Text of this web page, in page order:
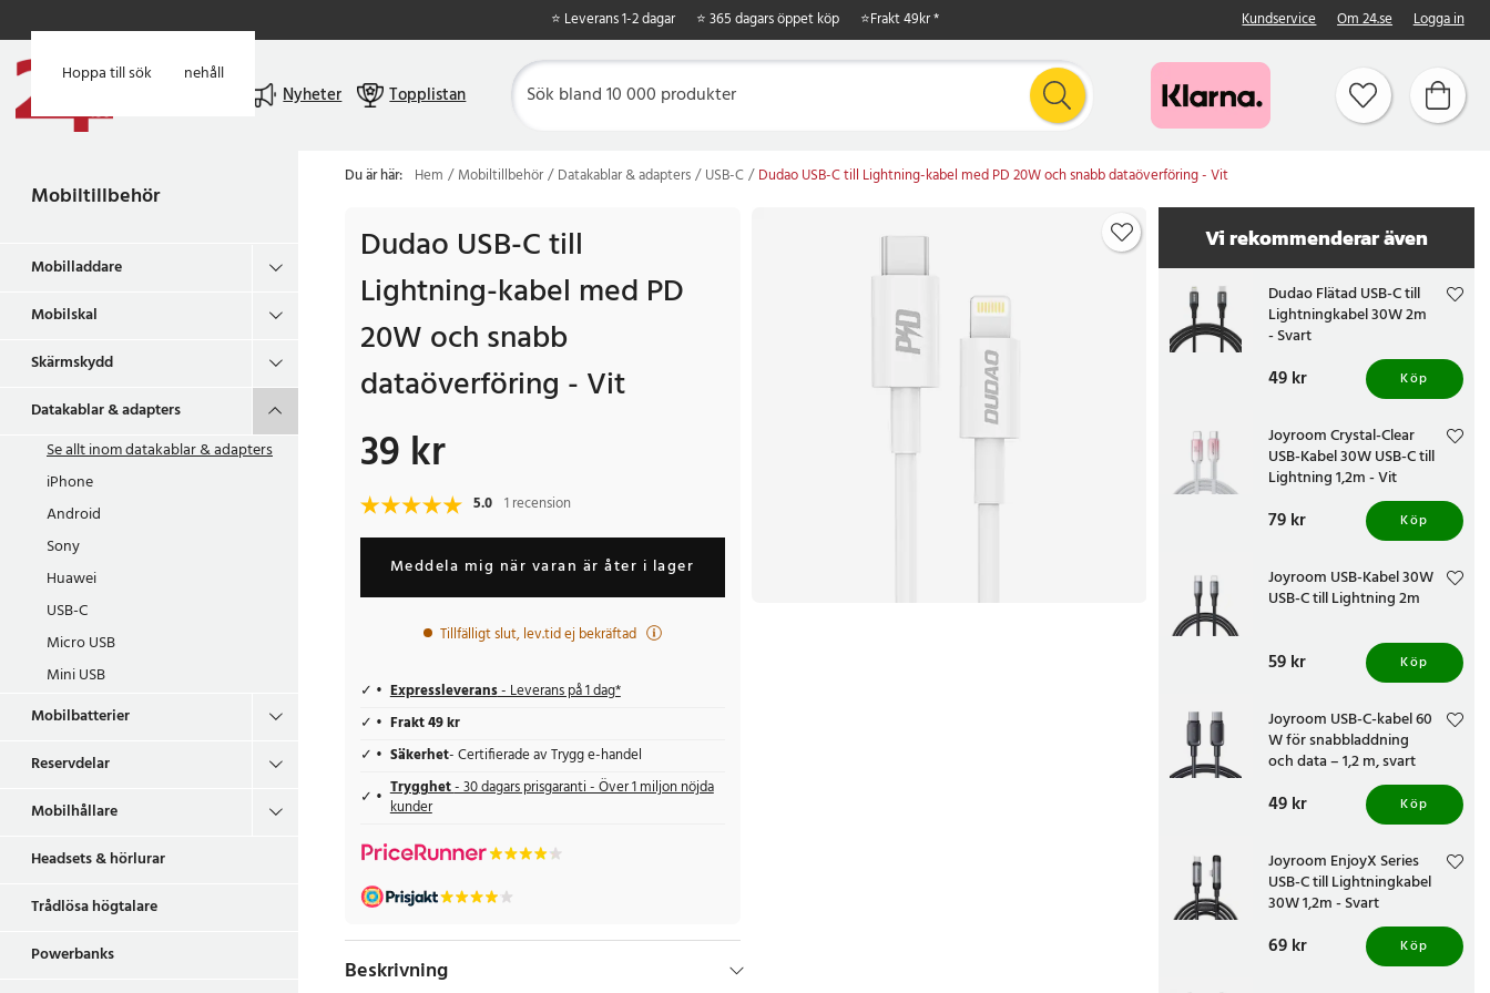
Hoppa till huvudinnehåll
Hoppa till sök
⭐ Leverans 1-2 dagar ⭐ 365 dagars öppet köp ⭐Frakt 49kr * Kundservice Om 24.se Logga in
Nyheter Topplistan
Mobiltillbehör
Mobilladdare
Mobilskal
Skärmskydd
Datakablar & adapters
Se allt inomdatakablar & adapters
iPhone
Android
Sony
Huawei
USB-C
Micro USB
Mini USB
Mobilbatterier
Reservdelar
Mobilhållare
Headsets & hörlurar
Trådlösa högtalare
Powerbanks
Du är här: Hem Mobiltillbehör Datakablar & adapters USB-C Dudao USB-C till Lightning-kabel med PD 20W och snabb dataöverföring - Vit
Dudao USB-C till
Lightning-kabel med PD
20W och snabb
dataöverföring - Vit
Pris:39 kr
39 kr
5.0 1 recension
Meddela mig när varan är åter i lager
Tillfälligt slut, lev.tid ej bekräftad
Expressleverans- Leverans på 1 dag*
Frakt 49 kr
Säkerhet- Certifierade av Trygg e-handel
Trygghet- 30 dagars prisgaranti - Över 1 miljon nöjda
kunder
Beskrivning
Vi rekommenderar även
Dudao Flätad USB-C till
Lightningkabel 30W 2m
- Svart
Pris:49 kr
49 kr Köp
Joyroom Crystal-Clear
USB-Kabel 30W USB-C till
Lightning 1,2m - Vit
Pris:79 kr
79 kr Köp
Joyroom USB-Kabel 30W
USB-C till Lightning 2m
Pris:59 kr
59 kr Köp
Joyroom USB-C-kabel 60
W för snabbladdning
och data – 1,2 m, svart
Pris:49 kr
49 kr Köp
Joyroom EnjoyX Series
USB-C till Lightningkabel
30W 1,2m - Svart
Pris:69 kr
69 kr Köp